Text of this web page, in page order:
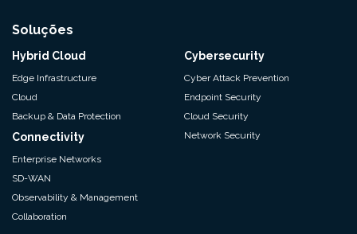
Soluções
Hybrid Cloud
Edge Infrastructure
Cloud
Backup & Data Protection
Connectivity
Enterprise Networks
SD-WAN
Observability & Management
Collaboration
Cybersecurity
Cyber Attack Prevention
Endpoint Security
Cloud Security
Network Security